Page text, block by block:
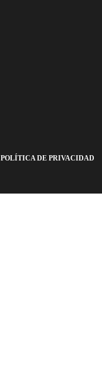
POLÍTICA DE PRIVACIDAD